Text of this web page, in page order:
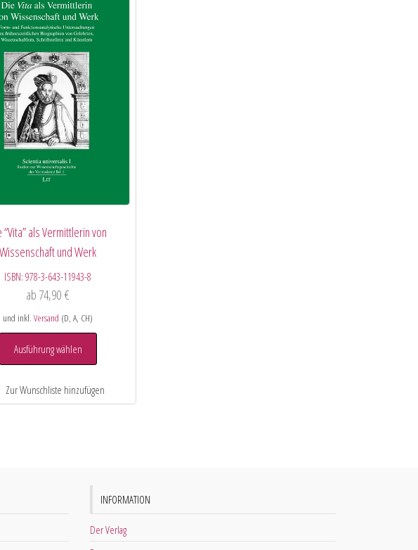
“Vita” als Vermittlerin von
Wissenschaft und Werk
ISBN:978-3-643-11943-8
ab 74,90€
und inkl.Versand (D, A, CH)
Ausführung wählen
INFORMATION
Der Verlag